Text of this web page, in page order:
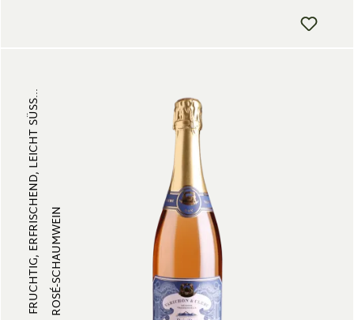
FRUCHTIG, ERFRISCHEND, LEICHT SÜSS...ROSÉ-SCHAUMWEIN